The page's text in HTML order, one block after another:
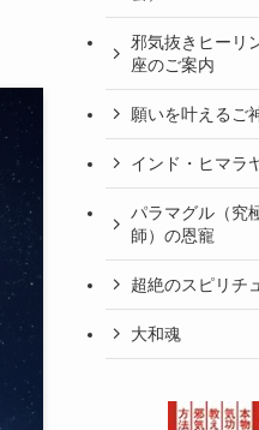
邪気抜きヒーリ
座のご案内
願いを叶えるご
インド・ヒマラ
パラマグル（究
師）の恩寵
超絶のスピリチ
大和魂